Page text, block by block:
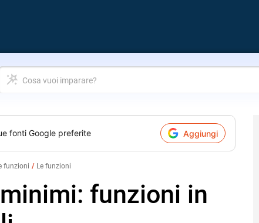
vuoi
fonti Google preferite Aggiungi
funzioni Le funzioni
funzioni in